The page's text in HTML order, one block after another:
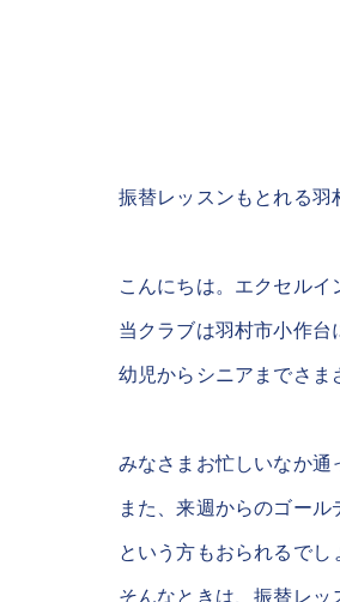
振替レッスンもとれる
こんにちは。エクセルイ
当クラブは羽村市小作台
幼児からシニアまでさま
みなさまお忙しいなか通
また、来週からのゴー
という方もおられるでし